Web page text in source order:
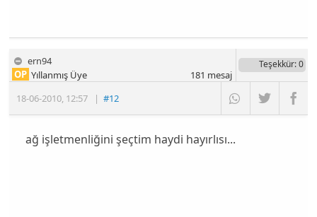
ern94
18-06-2010, 12:57 |#12
OP Yıllanmış Üye
Teşekkür: 0
181 mesaj
ağ işletmenliğini şeçtim haydi hayırlısı...